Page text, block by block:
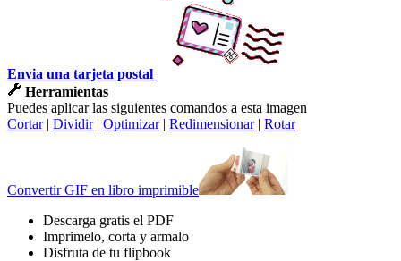
Envia una tarjeta postal
Herramientas
Puedes aplicar las siguientes comandos a esta imagen
Cortar| Dividir| Optimizar| Redimensionar| Rotar
Convertir GIF en libro imprimible
Descarga gratis el PDF
Imprimelo, corta y armalo
Disfruta de tu flipbook